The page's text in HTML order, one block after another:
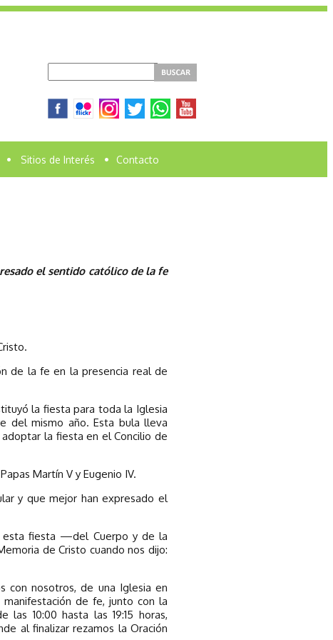
• Sitios de Interés • Contacto
el sentido católico de la fe
de la fe en la presencia real de
la fiesta para toda la Iglesia
del mismo año. Esta bula lleva
la fiesta en el Concilio de
Martín V y Eugenio IV.
y que mejor han expresado el
esta fiesta —del Cuerpo y de la
de Cristo cuando nos dijo:
con nosotros, de una Iglesia en
de fe, junto con la
10:00 hasta las 19:15 horas,
al finalizar rezamos la Oración